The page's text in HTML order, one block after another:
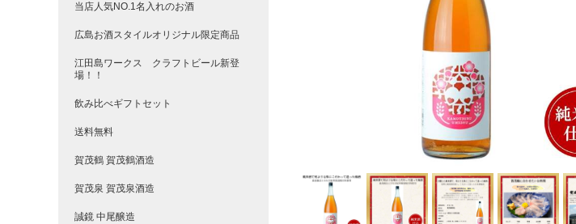
当店人気NO.1名入れのお酒
広島お酒スタイルオリジナル限定商品
江田島ワークス クラフトビール新登
場！！
飲み比べギフトセット
送料無料
賀茂鶴 賀茂鶴酒造
賀茂泉 賀茂泉酒造
誠鏡 中尾醸造